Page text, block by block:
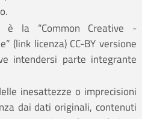
è la “Common Creative -
(link licenza) CC-BY versione
intendersi parte integrante
inesattezze o imprecisioni
dai dati originali, contenuti